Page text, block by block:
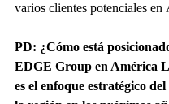
varios clientes potenciales
PD: ¿Cómo está
EDGE Group en América
es el enfoque estratégico